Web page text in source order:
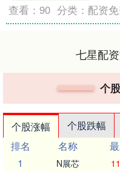
查看：90 分类： 配资
七星配
个
个股涨幅 个股跌幅
排名
名称
1
N展芯